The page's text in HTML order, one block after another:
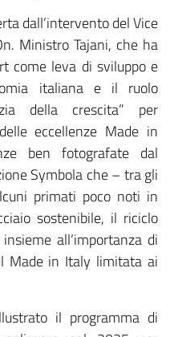
dall’intervento del Vice
Ministro Tajani, che ha
come leva di sviluppo e
italiana e il ruolo
della crescita” per
eccellenze Made in
ben fotografate dal
Symbola che – tra gli
primati poco noti in
sostenibile, il riciclo
all’importanza di
Made in Italy limitata ai
il programma di